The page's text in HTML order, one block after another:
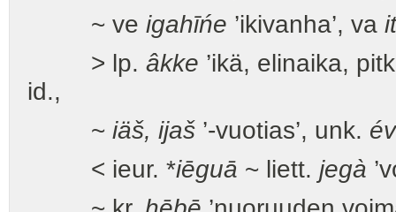
~ ve igahīńe ’ikivanha’, va
> lp. âkke ’ikä, elinaika,
id.,
~ iäš, ijaš ’-vuotias’, unk. év
< ieur. *iēguā ~ liett. jegà